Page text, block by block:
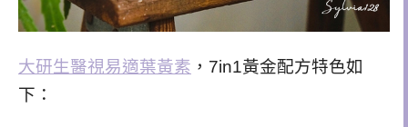
大研生醫視易適葉黃素 ，7in1黃金配方特色如
下：